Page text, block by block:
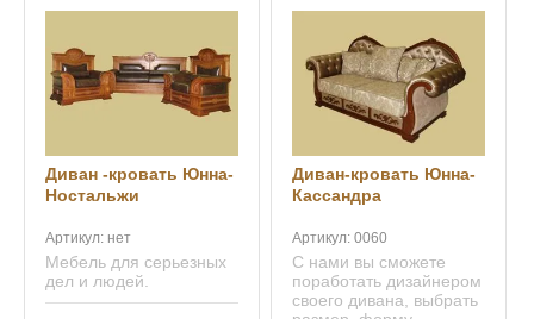
Диван -кровать Юнна-
Ностальжи
Артикул: нет
Мебель для серьезных
дел и людей.
Диван-кровать Юнна-
Кассандра
Артикул:0060
С нами вы сможете
поработать дизайнером
своего дивана, выбрать